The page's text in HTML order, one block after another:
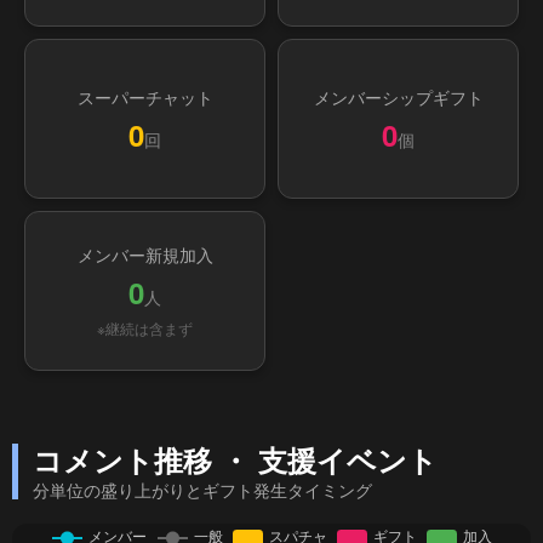
スーパーチャット
0回
メンバーシップギフト
0個
メンバー新規加入
0人
※継続は含まず
コメント推移 ・ 支援イベント
分単位の盛り上がりとギフト発生タイミング